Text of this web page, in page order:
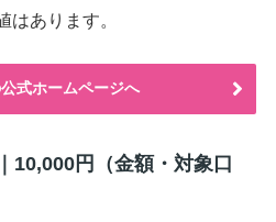
はあります。
公式ホームページへ
10,000円（金額・対象口